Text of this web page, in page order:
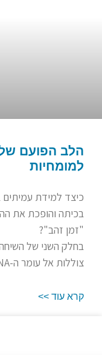
הלב הפועם של
למומחיות
כיצד למידת עמיתים
בכיתה והופכת את
"זמן זהב"?
בחלק השני של השיחה
צוללות אל עומר ה-DNA של מהלך "השקפה".
קרא עוד >>